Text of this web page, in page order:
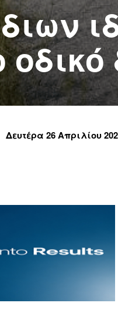
Δευτέρα 26 Απριλίου